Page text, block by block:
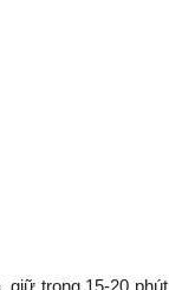
giữ trong 15-20 phút